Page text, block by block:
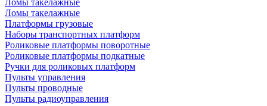
Ломы такелажные
Ломы такелажные
Платформы грузовые
Наборы транспортных платформ
Роликовые платформы поворотные
Роликовые платформы подкатные
Ручки для роликовых платформ
Пульты управления
Пульты проводные
Пульты радиоуправления